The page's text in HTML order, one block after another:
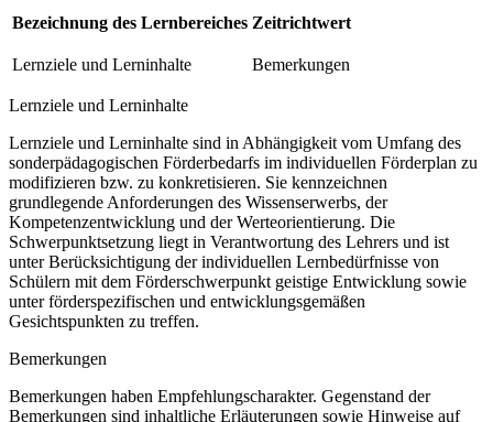
Bezeichnung des Lernbereiches Zeitrichtwert
Lernziele und Lerninhalte Bemerkungen
Lernziele und Lerninhalte
Lernziele und Lerninhalte sind in Abhängigkeit vom Umfang des
sonderpädagogischen Förderbedarfs im individuellen Förderplan zu
modifizieren bzw. zu konkretisieren. Sie kennzeichnen
grundlegende Anforderungen des Wissenserwerbs, der
Kompetenzentwicklung und der Werteorientierung. Die
Schwerpunktsetzung liegt in Verantwortung des Lehrers und ist
unter Berücksichtigung der individuellen Lernbedürfnisse von
Schülern mit dem Förderschwerpunkt geistige Entwicklung sowie
unter förderspezifischen und entwicklungsgemäßen
Gesichtspunkten zu treffen.
Bemerkungen
Bemerkungen haben Empfehlungscharakter. Gegenstand der
Bemerkungen sind inhaltliche Erläuterungen sowie Hinweise auf